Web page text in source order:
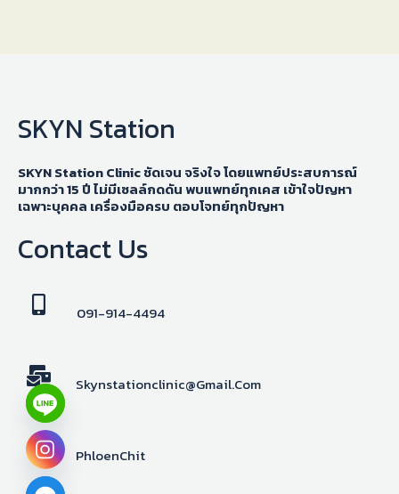
SKYN Station
SKYN Station Clinic ชัดเจน จริงใจ โดยแพทย์ประสบการณ์
มากกว่า 15 ปี ไม่มีเซลล์กดดัน พบแพทย์ทุกเคส เข้าใจปัญหา
เฉพาะบุคคล เครื่องมือครบ ตอบโจทย์ทุกปัญหา
Contact Us
091-914-4494
Skynstationclinic@gmail.com
PhloenChit